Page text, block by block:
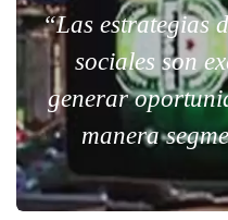
“Las estrategias
sociales son
generar
manera